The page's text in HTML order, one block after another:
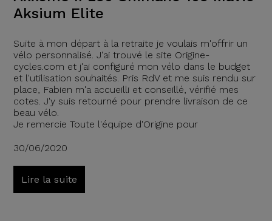
Aksium Elite
Suite à mon départ à la retraite je voulais m'offrir un
vélo personnalisé. J'ai trouvé le site Origine-
cycles.com et j'ai configuré mon vélo dans le budget
et l'utilisation souhaités. Pris RdV et me suis rendu sur
place, Fabien m'a accueilli et conseillé, vérifié mes
cotes. J'y suis retourné pour prendre livraison de ce
beau vélo.
Je remercie Toute l'équipe d'Origine pour
30/06/2020
Lire la suite